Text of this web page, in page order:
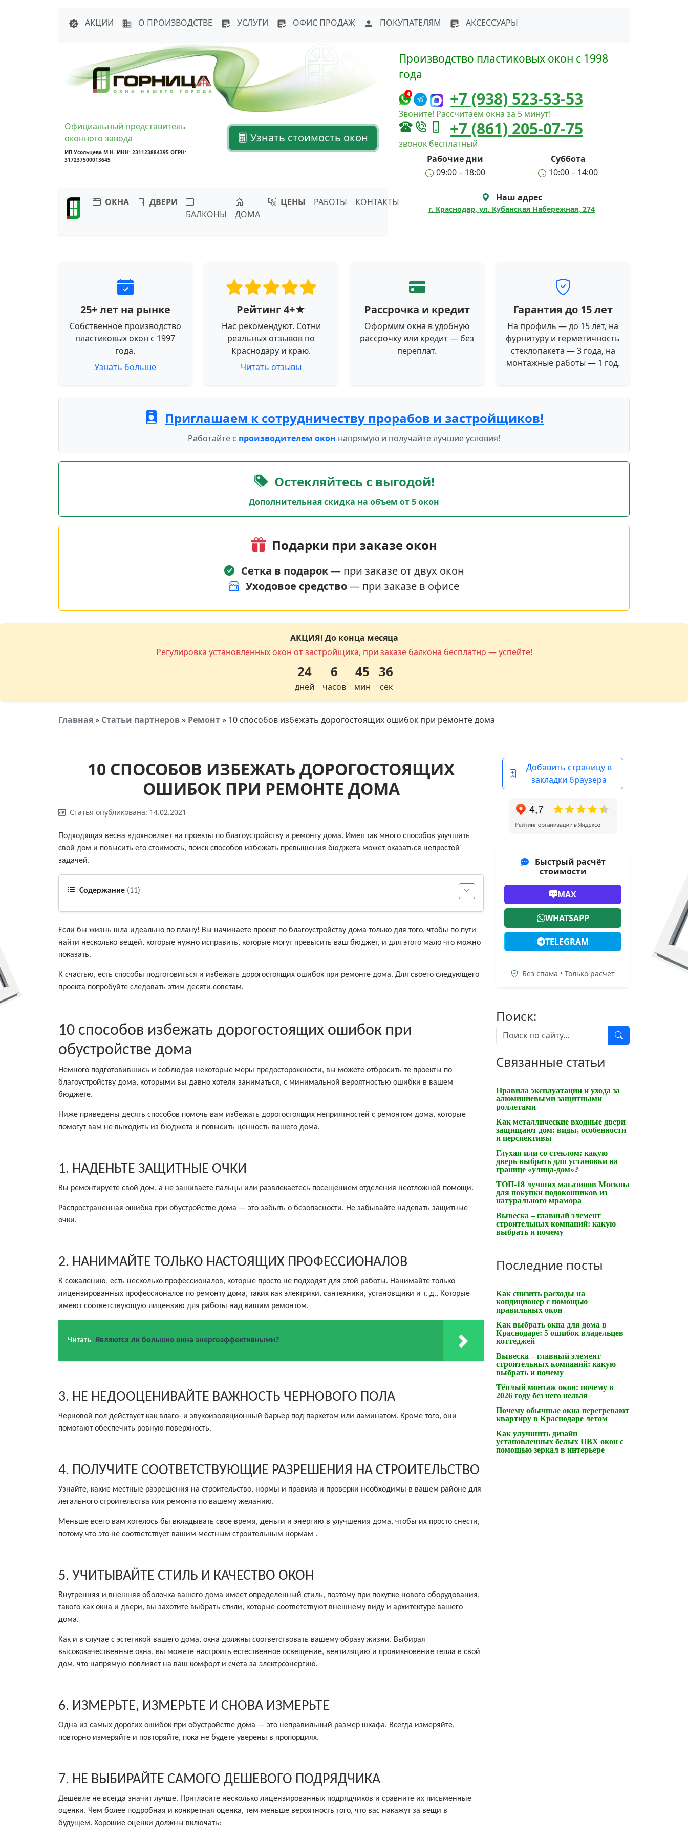
АКЦИИ
О ПРОИЗВОДСТВЕ УСЛУГИ ОФИС ПРОДАЖ ПОКУПАТЕЛЯМ АКСЕССУАРЫ
Официальный представитель
оконного завода
ИП Усольцева М.Н. ИНН: 231123884395 ОГРН:
317237500013645
Узнать стоимость окон
ОКНА
ДВЕРИ
БАЛКОНЫ
ДОМА
ЦЕНЫ РАБОТЫ КОНТАКТЫ
Производство пластиковых окон с 1998
года
4 +7 (938) 523-53-53
Звоните! Рассчитаем окна за 5 минут!
+7 (861) 205-07-75
звонок бесплатный
Рабочие дни
Суббота
09:00 – 18:00
10:00 – 14:00
Наш адрес
г. Краснодар, ул. Кубанская Набережная, 274
25+ лет на рынке
Собственное производство
пластиковых окон с 1997
года.
Узнать больше
Рейтинг 4+★
Нас рекомендуют. Сотни
реальных отзывов по
Краснодару и краю.
Читать отзывы
Рассрочка и кредит
Оформим окна в удобную
рассрочку или кредит — без
переплат.
Гарантия до 15 лет
На профиль — до 15 лет, на
фурнитуру и герметичность
стеклопакета — 3 года, на
монтажные работы — 1 год.
Приглашаем к сотрудничеству прорабов и застройщиков!
Работайте с производителем окон напрямую и получайте лучшие условия!
Остекляйтесь с выгодой!
Дополнительная скидка на объем от 5 окон
Подарки при заказе окон
Сетка в подарок— при заказе от двух окон
Уходовое средство— при заказе в офисе
АКЦИЯ! До конца месяца
Регулировка установленных окон от застройщика, при заказе балкона бесплатно — успейте!
24
дней
6
часов
45
мин
35
сек
Главная» Статьи партнеров» Ремонт» 10 способов избежать дорогостоящих ошибок при ремонте дома
10 СПОСОБОВ ИЗБЕЖАТЬ ДОРОГОСТОЯЩИХ
ОШИБОК ПРИ РЕМОНТЕ ДОМА
Статья опубликована: 14.02.2021
Подходящая весна вдохновляет на проекты по благоустройству и ремонту дома. Имея так много способов улучшить
свой дом и повысить его стоимость, поиск способов избежать превышения бюджета может оказаться непростой
задачей.
Содержание (11)
Если бы жизнь шла идеально по плану! Вы начинаете проект по благоустройству дома только для того, чтобы по пути
найти несколько вещей, которые нужно исправить, которые могут превысить ваш бюджет, и для этого мало что можно
показать.
К счастью, есть способы подготовиться и избежать дорогостоящих ошибок при ремонте дома. Для своего следующего
проекта попробуйте следовать этим десяти советам.
10 способов избежать дорогостоящих ошибок при
обустройстве дома
Немного подготовившись и соблюдая некоторые меры предосторожности, вы можете отбросить те проекты по
благоустройству дома, которыми вы давно хотели заниматься, с минимальной вероятностью ошибки в вашем
бюджете.
Ниже приведены десять способов помочь вам избежать дорогостоящих неприятностей с ремонтом дома, которые
помогут вам не выходить из бюджета и повысить ценность вашего дома.
1. НАДЕНЬТЕ ЗАЩИТНЫЕ ОЧКИ
Вы ремонтируете свой дом, а не зашиваете пальцы или развлекаетесь посещением отделения неотложной помощи.
Распространенная ошибка при обустройстве дома — это забыть о безопасности. Не забывайте надевать защитные
очки.
2. НАНИМАЙТЕ ТОЛЬКО НАСТОЯЩИХ ПРОФЕССИОНАЛОВ
К сожалению, есть несколько профессионалов, которые просто не подходят для этой работы. Нанимайте только
лицензированных профессионалов по ремонту дома, таких как электрики, сантехники, установщики и т. д., Которые
имеют соответствующую лицензию для работы над вашим ремонтом.
Читать Являются ли большие окна энергоэффективными?
3. НЕ НЕДООЦЕНИВАЙТЕ ВАЖНОСТЬ ЧЕРНОВОГО ПОЛА
Черновой пол действует как влаго- и звукоизоляционный барьер под паркетом или ламинатом. Кроме того, они
помогают обеспечить ровную поверхность.
4. ПОЛУЧИТЕ СООТВЕТСТВУЮЩИЕ РАЗРЕШЕНИЯ НА СТРОИТЕЛЬСТВО
Узнайте, какие местные разрешения на строительство, нормы и правила и проверки необходимы в вашем районе для
легального строительства или ремонта по вашему желанию.
Меньше всего вам хотелось бы вкладывать свое время, деньги и энергию в улучшения дома, чтобы их просто снести,
потому что это не соответствует вашим местным строительным нормам .
5. УЧИТЫВАЙТЕ СТИЛЬ И КАЧЕСТВО ОКОН
Внутренняя и внешняя оболочка вашего дома имеет определенный стиль, поэтому при покупке нового оборудования,
такого как окна и двери, вы захотите выбрать стили, которые соответствуют внешнему виду и архитектуре вашего
дома.
Как и в случае с эстетикой вашего дома, окна должны соответствовать вашему образу жизни. Выбирая
высококачественные окна, вы можете настроить естественное освещение, вентиляцию и проникновение тепла в свой
дом, что напрямую повлияет на ваш комфорт и счета за электроэнергию.
6. ИЗМЕРЬТЕ, ИЗМЕРЬТЕ И СНОВА ИЗМЕРЬТЕ
Одна из самых дорогих ошибок при обустройстве дома — это неправильный размер шкафа. Всегда измеряйте,
повторно измеряйте и повторяйте, пока не будете уверены в пропорциях.
7. НЕ ВЫБИРАЙТЕ САМОГО ДЕШЕВОГО ПОДРЯДЧИКА
Дешевле не всегда значит лучше. Пригласите несколько лицензированных подрядчиков и сравните их письменные
оценки. Чем более подробная и конкретная оценка, тем меньше вероятность того, что вас накажут за вещи в
будущем. Хорошие оценки должны включать:
Добавить страницу в
закладки браузера
Быстрый расчёт
стоимости
MAX
WHATSAPP
TELEGRAM
Без спама • Только расчёт
Поиск:
Связанные статьи
Правила эксплуатации и ухода за
алюминиевыми защитными
роллетами
Как металлические входные двери
защищают дом: виды, особенности
и перспективы
Глухая или со стеклом: какую
дверь выбрать для установки на
границе «улица-дом»?
ТОП-18 лучших магазинов Москвы
для покупки подоконников из
натурального мрамора
Вывеска – главный элемент
строительных компаний: какую
выбрать и почему
Последние посты
Как снизить расходы на
кондиционер с помощью
правильных окон
Как выбрать окна для дома в
Краснодаре: 5 ошибок владельцев
коттеджей
Вывеска – главный элемент
строительных компаний: какую
выбрать и почему
Тёплый монтаж окон: почему в
2026 году без него нельзя
Почему обычные окна перегревают
квартиру в Краснодаре летом
Как улучшить дизайн
установленных белых ПВХ окон с
помощью зеркал в интерьере